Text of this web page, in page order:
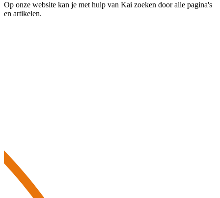
Op onze website kan je met hulp van Kai zoeken door alle pagina's
en artikelen.